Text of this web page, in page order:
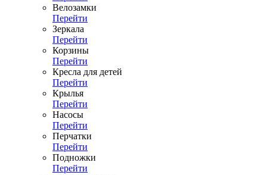
Велозамки
Перейти
Зеркала
Перейти
Корзины
Перейти
Кресла для детей
Перейти
Крылья
Перейти
Насосы
Перейти
Перчатки
Перейти
Подножки
Перейти